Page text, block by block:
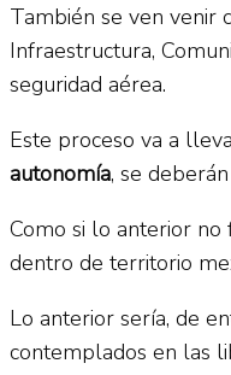
También se ven venir
Infraestructura,
seguridad aérea.
Este proceso va a
autonomía, se
Como si lo anterior
dentro de territorio
Lo anterior sería, de
contemplados en las